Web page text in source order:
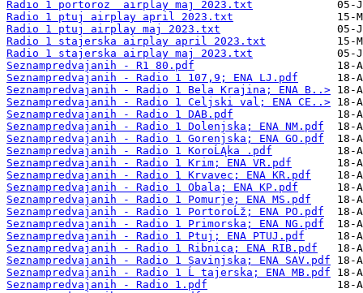
Radio 1 portoroz  airplay maj 2023.txt
Radio 1 ptuj airplay april 2023.txt
Radio 1 ptuj airplay maj 2023.txt
Radio 1 stajerska airplay april 2023.txt
Radio 1 stajerska airplay maj 2023.txt
Seznampredvajanih - R1 80.pdf
Seznampredvajanih - Radio 1 107,9; ENA LJ.pdf
Seznampredvajanih - Radio 1 Bela Krajina; ENA B..>
Seznampredvajanih - Radio 1 Celjski val; ENA CE..>
Seznampredvajanih - Radio 1 DAB.pdf
Seznampredvajanih - Radio 1 Dolenjska; ENA NM.pdf
Seznampredvajanih - Radio 1 Gorenjska; ENA GO.pdf
Seznampredvajanih - Radio 1 KoroĹĄka .pdf
Seznampredvajanih - Radio 1 Krim; ENA VR.pdf
Seznampredvajanih - Radio 1 Krvavec; ENA KR.pdf
Seznampredvajanih - Radio 1 Obala; ENA KP.pdf
Seznampredvajanih - Radio 1 Pomurje; ENA MS.pdf
Seznampredvajanih - Radio 1 PortoroĹž; ENA PO.pdf
Seznampredvajanih - Radio 1 Primorska; ENA NG.pdf
Seznampredvajanih - Radio 1 Ptuj; ENA PTUJ.pdf
Seznampredvajanih - Radio 1 Ribnica; ENA RIB.pdf
Seznampredvajanih - Radio 1 Savinjska; ENA SAV.pdf
Seznampredvajanih - Radio 1 Ĺ tajerska; ENA MB.pdf
Seznampredvajanih - Radio 1.pdf